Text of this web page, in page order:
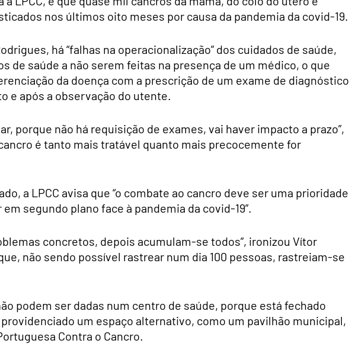
nos últimos oito meses por causa da pandemia da covid-19.
há “falhas na operacionalização” dos cuidados de saúde,
de saúde a não serem feitas na presença de um médico, o que
da doença com a prescrição de um exame de diagnóstico
e após a observação do utente.
porque não há requisição de exames, vai haver impacto a prazo”,
é tanto mais tratável quanto mais precocemente for
a LPCC avisa que “o combate ao cancro deve ser uma prioridade
segundo plano face à pandemia da covid-19”.
concretos, depois acumulam-se todos”, ironizou Vítor
não sendo possível rastrear num dia 100 pessoas, rastreiam-se
podem ser dadas num centro de saúde, porque está fechado
um espaço alternativo, como um pavilhão municipal,
Contra o Cancro.